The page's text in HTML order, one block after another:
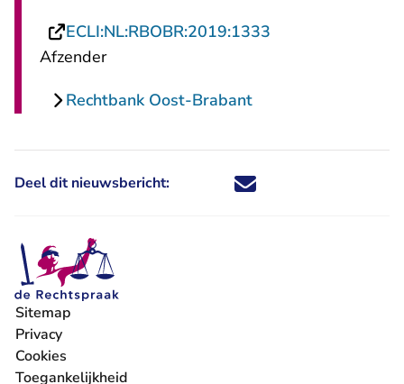
ECLI:NL:RBOBR:2019:1333
Afzender
Rechtbank Oost-Brabant
Deel dit nieuwsbericht: Deel dit nieuwsbericht via X -
Deel dit nieuwsbericht via
Deel dit nieuwsbericht
Deel dit
Sitemap
Privacy
Cookies
Toegankelijkheid